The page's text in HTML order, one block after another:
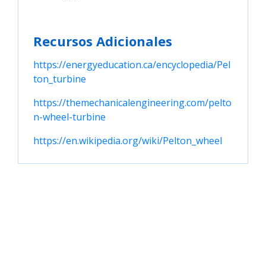
Recursos Adicionales
https://energyeducation.ca/encyclopedia/Pel
ton_turbine
https://themechanicalengineering.com/pelto
n-wheel-turbine
https://en.wikipedia.org/wiki/Pelton_wheel